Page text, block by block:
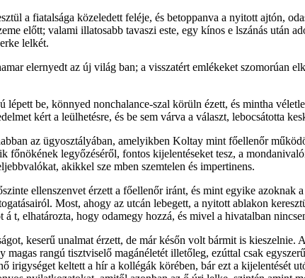
a fiatalsága közeledett feléje, és betoppanva a nyitott ajtón,
előtt; valami illatosabb tavaszi este, egy kínos e lszánás után
lelkét.
elernyedt az új világ ban; a visszatért emlékeket szomorúan
be, könnyed nonchalance-szal körüln ézett, és mintha
kért a leülhetésre, és be sem várva a választ, lebocsátotta
az ügyosztályában, amelyikben Koltay mint főellenőr
főnökének legyőzéséről, fontos kijelentéseket tesz, a
akikkel sze mben szemtelen és impertinens.
ellenszenvet érzett a főellenőr iránt, és mint egyike
Most, ahogy az utcán lebegett, a nyitott ablakon
t, elhatározta, hogy odamegy hozzá, és mivel a hivatalban
keserű unalmat érzett, de már későn volt bármit is
magas rangú tisztviselő magánéletét illetőleg, ezúttal csak
irigységet keltett a hír a kollégák körében, bár ezt a kijelentését